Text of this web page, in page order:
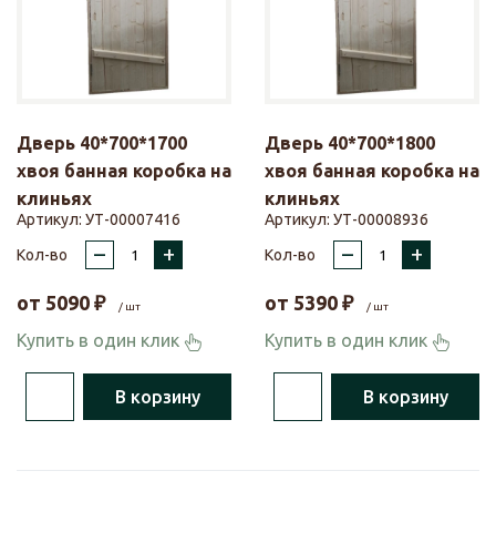
Дверь 40*700*1700
хвоя банная коробка на
клиньях
Артикул: УТ-00007416
Кол-во
– +
от 5090 ₽ / шт
Купить в один клик
В корзину
Дверь 40*700*1800
хвоя банная коробка на
клиньях
Артикул: УТ-00008936
Кол-во
– +
от 5390 ₽ / шт
Купить в один клик
В корзину